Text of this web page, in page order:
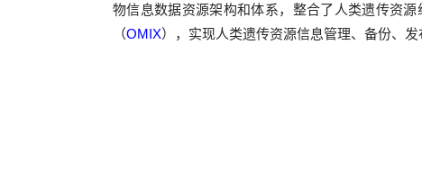
物信息数据资源架构和体系，整合了人类遗传资
（OMIX） ，实现人类遗传资源信息管理、备份、